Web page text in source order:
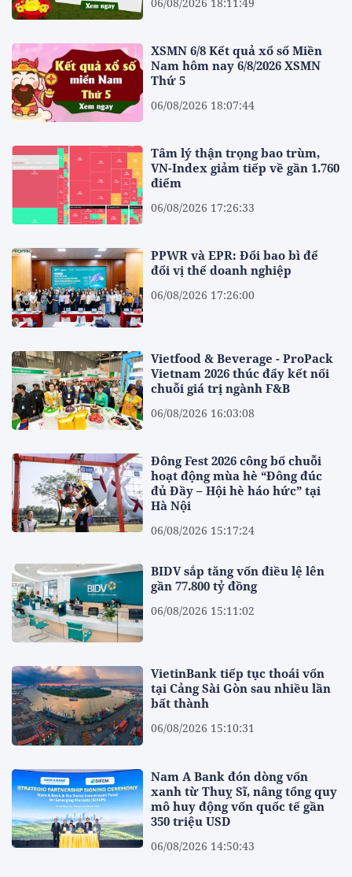
XSMN 6/8 Kết quả xổ số Miền
Nam hôm nay 6/8/2026 XSMN
Thứ 5
06/08/2026 18:07:44
Tâm lý thận trọng bao trùm,
VN-Index giảm tiếp về gần 1.760
điểm
06/08/2026 17:26:33
PPWR và EPR: Đổi bao bì để
đổi vị thế doanh nghiệp
06/08/2026 17:26:00
Vietfood & Beverage - ProPack
Vietnam 2026 thúc đẩy kết nối
chuỗi giá trị ngành F&B
06/08/2026 16:03:08
Đông Fest 2026 công bố chuỗi
hoạt động mùa hè “Đông đúc
đủ Đầy – Hội hè háo hức” tại
Hà Nội
06/08/2026 15:17:24
BIDV sắp tăng vốn điều lệ lên
gần 77.800 tỷ đồng
06/08/2026 15:11:02
VietinBank tiếp tục thoái vốn
tại Cảng Sài Gòn sau nhiều lần
bất thành
06/08/2026 15:10:31
Nam A Bank đón dòng vốn
xanh từ Thuỵ Sĩ, nâng tổng quy
mô huy động vốn quốc tế gần
350 triệu USD
06/08/2026 14:50:43